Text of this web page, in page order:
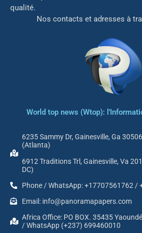
qualité.
Nos contacts et adresses à
World top news (Wtop):
6235 Sammy Dr, Gainesville, Ga
(Atlanta)
6912 Traditions Trl, Gainesville, Va
DC)
Phone / WhatsApp: +17707561762 /
Email: info@panoramapapers.com
Africa Office: PO BOX. 35435
/ WhatsApp (+237) 699460010